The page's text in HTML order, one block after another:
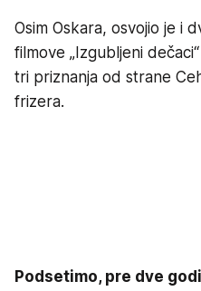
Osim Oskara, osvojio je i
filmove „Izgubljeni
tri priznanja od strane
frizera.
Podsetimo, pre dve